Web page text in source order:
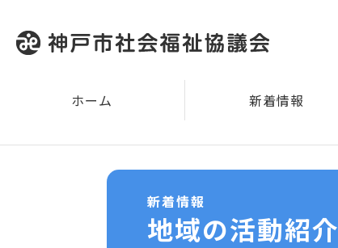
ホーム 新着情報
新着情報
地域の活動紹介